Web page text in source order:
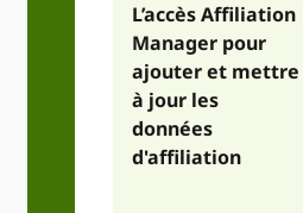
L’accès Affiliation
Manager pour
ajouter et mettre
à jour les
données
d'affiliation